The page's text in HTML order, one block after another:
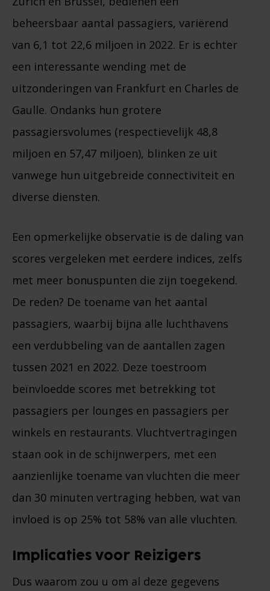
beheersbaar aantal passagiers, variërend
van 6,1 tot 22,6 miljoen in 2022. Er is echter
een interessante wending met de
uitzonderingen van Frankfurt en Charles de
Gaulle. Ondanks hun grotere
passagiersvolumes (respectievelijk 48,8
miljoen en 57,47 miljoen), blinken ze uit
vanwege hun uitgebreide connectiviteit en
diverse diensten.
Een opmerkelijke observatie is de daling van
scores vergeleken met eerdere indices, zelfs
met meer bonuspunten die zijn toegekend.
De reden? De toename van het aantal
passagiers, waarbij bijna alle luchthavens
een verdubbeling van de aantallen zagen
tussen 2021 en 2022. Deze toestroom
beïnvloedde scores met betrekking tot
passagiers per lounges en passagiers per
winkels en restaurants. Vluchtvertragingen
staan ook in de schijnwerpers, met een
aanzienlijke toename van vluchten die meer
dan 30 minuten vertraging hebben, wat van
invloed is op 25% tot 58% van alle vluchten.
Implicaties voor Reizigers
Dus waarom zou u om al deze gegevens